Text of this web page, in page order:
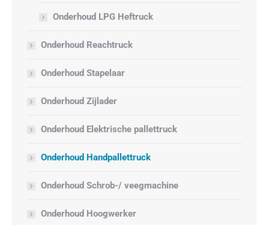
Onderhoud LPG Heftruck
Onderhoud Reachtruck
Onderhoud Stapelaar
Onderhoud Zijlader
Onderhoud Elektrische pallettruck
Onderhoud Handpallettruck
Onderhoud Schrob-/ veegmachine
Onderhoud Hoogwerker